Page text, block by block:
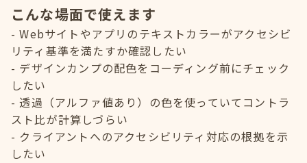
こんな場面で使えます
Webサイトやアプリのテキストカラーがアクセシビ
リティ基準を満たすか確認したい
デザインカンプの配色をコーディング前にチェック
したい
透過（アルファ値あり）の色を使っていてコントラ
スト比が計算しづらい
クライアントへのアクセシビリティ対応の根拠を示
したい